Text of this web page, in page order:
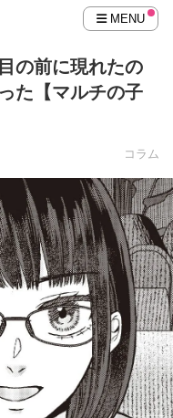
MENU
の前に現れたの
た【マルチの子
コラム